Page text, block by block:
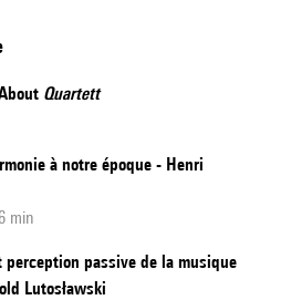
Quartett
à notre époque - Henri
min
perception passive de la musique
Lutosławski